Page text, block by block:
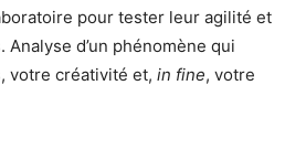
pour tester leur agilité et
d’un phénomène qui
votre créativité et, in fine, votre